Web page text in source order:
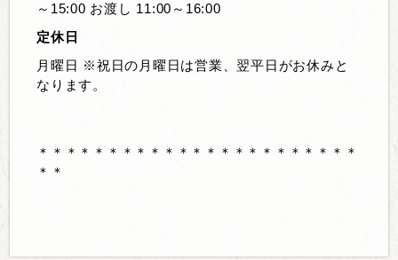
～15:00 お渡し 11:00～16:00
定休日
月曜日 ※祝日の月曜日は営業、翌平日がお休みと
なります。
＊＊＊＊＊＊＊＊＊＊＊＊＊＊＊＊＊＊＊＊＊＊＊
＊＊